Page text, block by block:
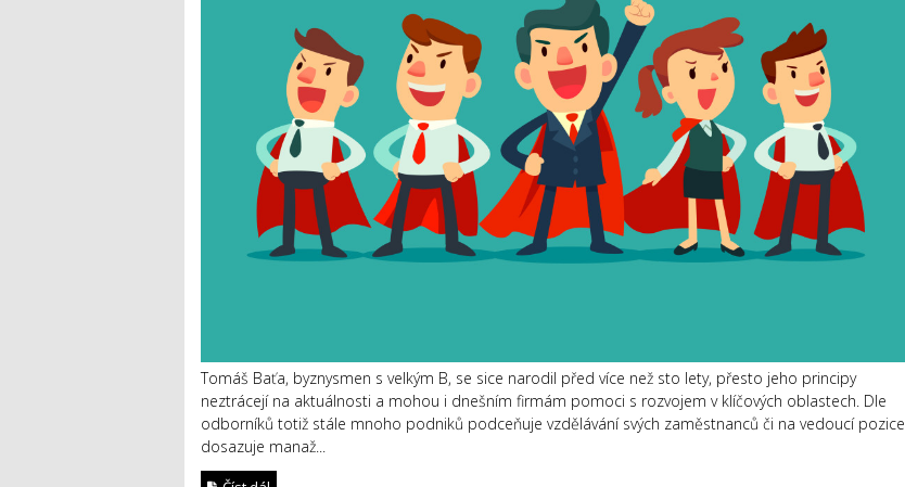
Tomáš Baťa, byznysmen s velkým B, se sice narodil před více než sto lety, přesto jeho principy
neztrácejí na aktuálnosti a mohou i dnešním firmám pomoci s rozvojem v klíčových oblastech. Dle
odborníků totiž stále mnoho podniků podceňuje vzdělávání svých zaměstnanců či na vedoucí pozice
dosazuje manaž...